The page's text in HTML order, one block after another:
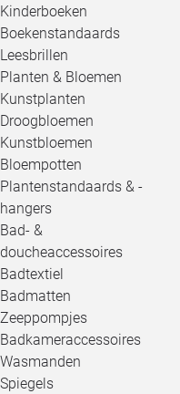
Kinderboeken
Boekenstandaards
Leesbrillen
Planten & Bloemen
Kunstplanten
Droogbloemen
Kunstbloemen
Bloempotten
Plantenstandaards & -
hangers
Bad- &
doucheaccessoires
Badtextiel
Badmatten
Zeeppompjes
Badkameraccessoires
Wasmanden
Spiegels